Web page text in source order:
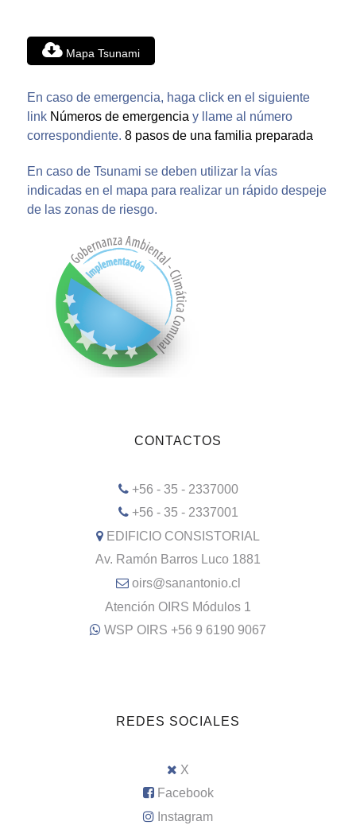
Mapa Tsunami
En caso de emergencia, haga click en el siguiente
link Números de emergencia y llame al número
correspondiente. 8 pasos de una familia preparada
En caso de Tsunami se deben utilizar la vías
indicadas en el mapa para realizar un rápido despeje
de las zonas de riesgo.
CONTACTOS
+56 - 35 - 2337000
+56 - 35 - 2337001
EDIFICIO CONSISTORIAL
Av. Ramón Barros Luco 1881
oirs@sanantonio.cl
Atención OIRS Módulos 1
WSP OIRS +56 9 6190 9067
REDES SOCIALES
X
Facebook
Instagram